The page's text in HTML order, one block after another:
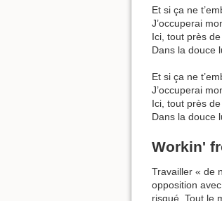
Et si ça ne
J’occuperai
Ici, tout près de
Dans la douce
Et si ça ne
J’occuperai
Ici, tout près de
Dans la douce
Workin'
Travailler « de
opposition
risqué. Tout le